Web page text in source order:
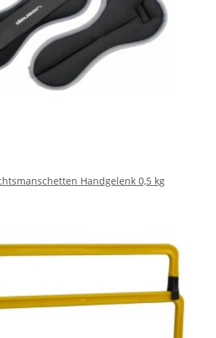
Handgelenk 0,5 kg